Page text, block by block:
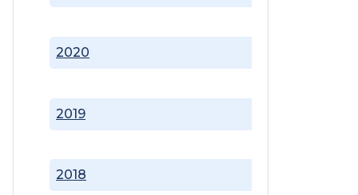
2018
2019
2020